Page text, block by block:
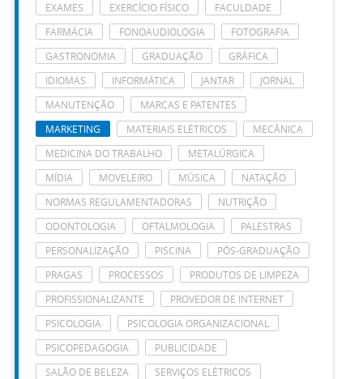
EXAMES
EXERCÍCIO FÍSICO
FACULDADE
FARMÁCIA
FONOAUDIOLOGIA
FOTOGRAFIA
GASTRONOMIA
GRADUAÇÃO
GRÁFICA
IDIOMAS
INFORMÁTICA JANTAR
JORNAL
MANUTENÇÃO
MARCAS E PATENTES
MARKETING
MATERIAIS ELÉTRICOS
MECÂNICA
MEDICINA DO TRABALHO
METALÚRGICA
MÍDIA
MOVELEIRO MÚSICA
NATAÇÃO
NORMAS REGULAMENTADORAS
NUTRIÇÃO
ODONTOLOGIA
OFTALMOLOGIA
PALESTRAS
PERSONALIZAÇÃO
PISCINA
PÓS-GRADUAÇÃO
PRAGAS
PROCESSOS
PRODUTOS DE LIMPEZA
PROFISSIONALIZANTE
PROVEDOR DE INTERNET
PSICOLOGIA
PSICOLOGIA ORGANIZACIONAL
PSICOPEDAGOGIA
PUBLICIDADE
SALÃO DE BELEZA
SERVIÇOS ELÉTRICOS